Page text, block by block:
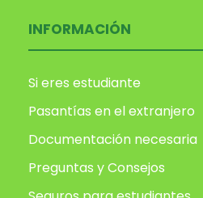
INFORMACIÓN
Si eres estudiante
Pasantías en el extranjero
Documentación necesaria
Preguntas y Consejos